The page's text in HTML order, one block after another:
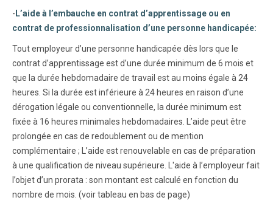
- L’aide à l’embauche en contrat d’apprentissage ou en
contrat de professionnalisation d’une personne handicapée:
Tout employeur d’une personne handicapée dès lors que le
contrat d’apprentissage est d’une durée minimum de 6 mois et
que la durée hebdomadaire de travail est au moins égale à 24
heures. Si la durée est inférieure à 24 heures en raison d’une
dérogation légale ou conventionnelle, la durée minimum est
fixée à 16 heures minimales hebdomadaires. L’aide peut être
prolongée en cas de redoublement ou de mention
complémentaire ; L’aide est renouvelable en cas de préparation
à une qualification de niveau supérieure. L'aide à l’employeur fait
l’objet d’un prorata : son montant est calculé en fonction du
nombre de mois. (voir tableau en bas de page)